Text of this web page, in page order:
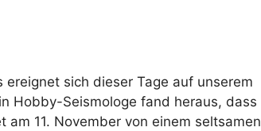
ereignet sich dieser Tage auf unserem
Hobby-Seismologe fand heraus, dass
am 11. November von einem seltsamen